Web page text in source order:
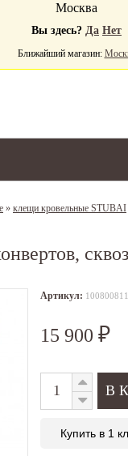
Москва
Вы здесь? Да Нет
Ближайший магазин:
» клещи кровельные STUBAI
Артикул: 100800811
15 900 ₽
Купить в 1